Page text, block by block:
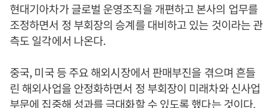
현대기아차가 글로벌 운영조직을 개편하고 본사의 업무를
조정하면서 정 부회장의 승계를 대비하고 있는 것이라는 관
측도 일각에서 나온다.
중국, 미국 등 주요 해외시장에서 판매부진을 겪으며 흔들
린 해외사업을 안정화하면서 정 부회장이 미래차와 신사업
부문에 집중해 성과를 극대화할 수 있도록 했다는 것이다.